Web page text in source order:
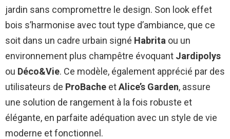
jardin sans compromettre le design. Son look effet
bois s’harmonise avec tout type d’ambiance, que ce
soit dans un cadre urbain signé Habrita ou un
environnement plus champêtre évoquant Jardipolys
ou Déco&Vie. Ce modèle, également apprécié par des
utilisateurs de ProBache etAlice’s Garden, assure
une solution de rangement à la fois robuste et
élégante, en parfaite adéquation avec un style de vie
moderne et fonctionnel.